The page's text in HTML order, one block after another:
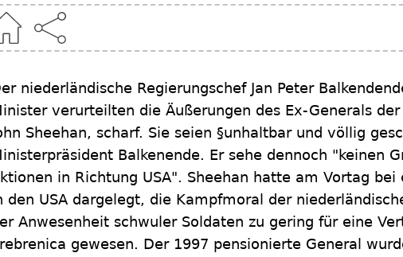
niederländische Regierungschef Jan Peter
verurteilten die Äußerungen des Ex-Generals
Sheehan, scharf. Sie seien §unhaltbar und völlig
Balkenende. Er sehe dennoch "keinen
in Richtung USA". Sheehan hatte am Vortag bei
den USA dargelegt, die Kampfmoral der
Anwesenheit schwuler Soldaten zu gering für eine
gewesen. Der 1997 pensionierte General